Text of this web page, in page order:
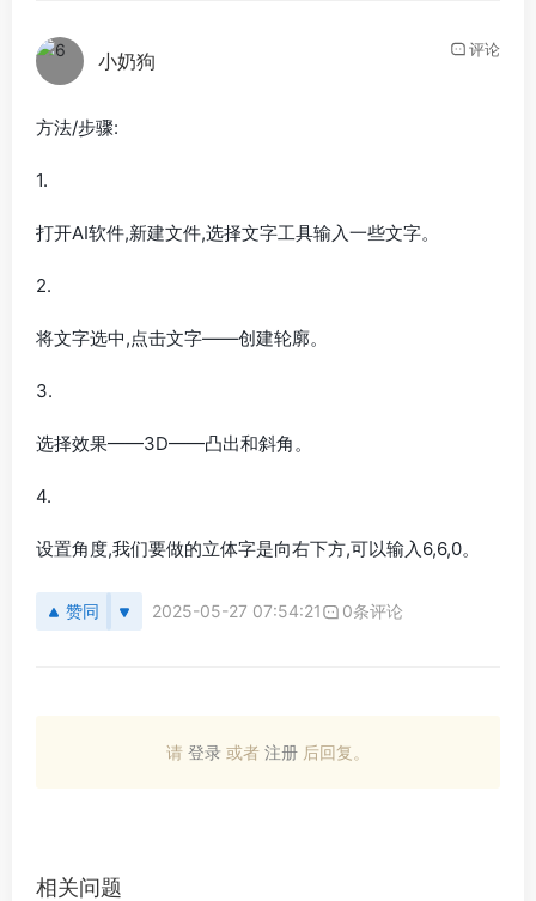
小奶狗 评论
方法/步骤:
1.
打开AI软件,新建文件,选择文字工具输入一些文字。
2.
将文字选中,点击文字——创建轮廓。
3.
选择效果——3D——凸出和斜角。
4.
设置角度,我们要做的立体字是向右下方,可以输入6,6,0。
赞同 2025-05-27 07:54:21 0条评论
请 登录 或者 注册 后回复。
相关问题